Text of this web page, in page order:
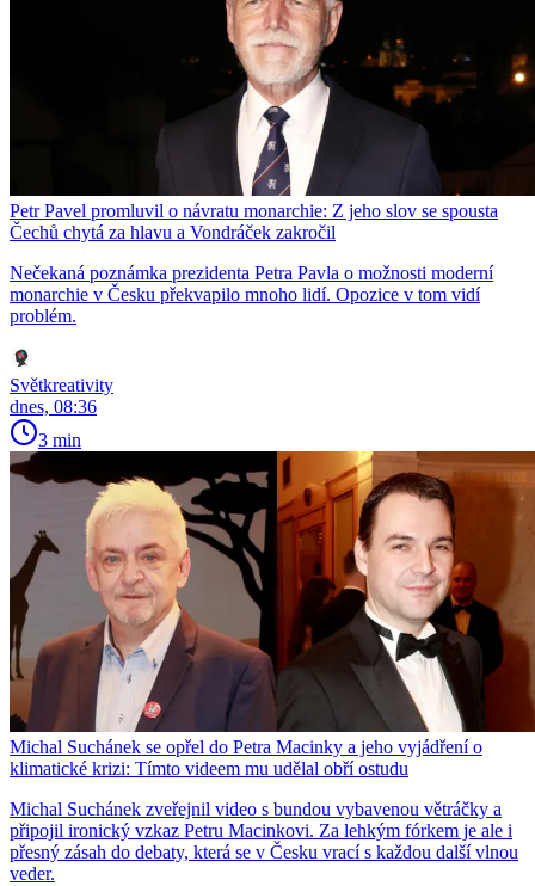
Petr Pavel promluvil o návratu monarchie: Z jeho slov se spousta
Čechů chytá za hlavu a Vondráček zakročil
Nečekaná poznámka prezidenta Petra Pavla o možnosti moderní
monarchie v Česku překvapilo mnoho lidí. Opozice v tom vidí
problém.
Světkreativity
dnes, 08:36
3 min
Michal Suchánek se opřel do Petra Macinky a jeho vyjádření o
klimatické krizi: Tímto videem mu udělal obří ostudu
Michal Suchánek zveřejnil video s bundou vybavenou větráčky a
připojil ironický vzkaz Petru Macinkovi. Za lehkým fórkem je ale i
přesný zásah do debaty, která se v Česku vrací s každou další vlnou
veder.